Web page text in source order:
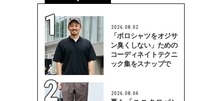
2026.08.02
「ポロシャツをオジサ
ン臭くしない」ための
コーディネイトテクニ
ック集をスナップで
2026.08.04